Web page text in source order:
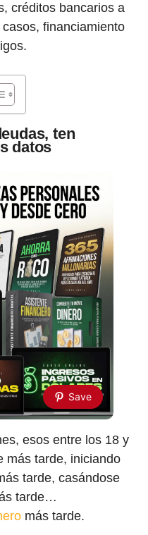
créditos bancarios a
financiamiento
ten
datos
Save
esos entre los 18 y
más tarde, iniciando
tarde, casándose
tarde…
más tarde.